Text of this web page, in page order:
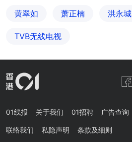
黄翠如 萧正楠 洪永城
TVB无线电视
01线报 关于我们 01招聘 广告查询
联络我们 私隐声明 条款及细则